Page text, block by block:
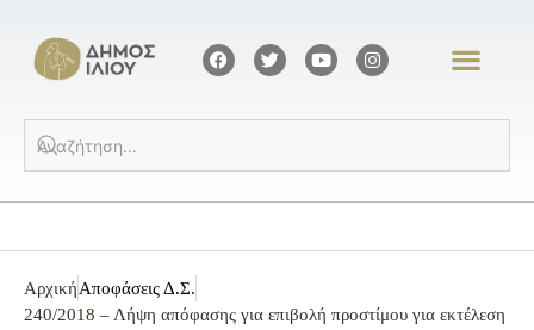
ΑρχικήΑποφάσεις Δ.Σ.
240/2018 – Λήψη απόφασης για επιβολή προστίμου για εκτέλεση